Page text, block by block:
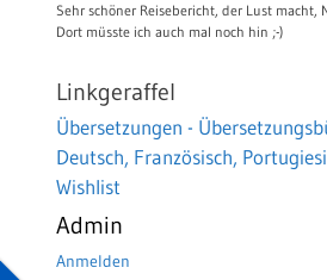
Sehr schöner Reisebericht, der Lust macht,
Dort müsste ich auch mal noch hin ;-)
Linkgeraffel
Übersetzungen -
Deutsch, Französisch,
Wishlist
Admin
Anmelden